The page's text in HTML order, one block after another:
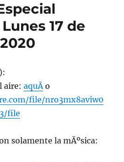
#4.
Lunes
22
de
febrero
17 de
aire:aquÃ­o
file/nro3mx8aviw0
file
solamente la mÃºsica: